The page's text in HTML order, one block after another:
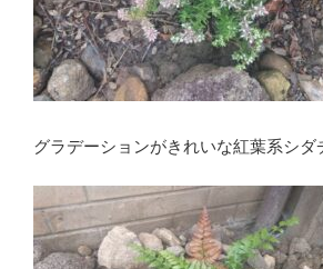
グラデーションがきれいな紅葉系シダ